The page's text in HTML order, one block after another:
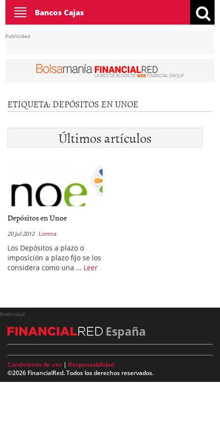
Toggle
navigation
Bancos Cajas
Publicidad
ETIQUETA: DEPÓSITOS EN UNOE
Últimos artículos
Depósitos en Unoe
20 Jul 2012 Lorena
Los Depósitos a plazo o
imposición a plazo fijo se los
considera como una … Leer
Publicidad
España
Condiciones de uso | Responsabilidad
©2026 FinancialRed. Todos los derechos reservados.